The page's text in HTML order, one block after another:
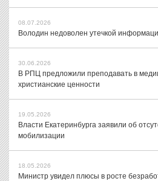
08.07.2026
Володин недоволен утечкой
30.06.2026
В РПЦ предложили преподавать в
христианские ценности
19.05.2026
Власти Екатеринбурга заявили об
мобилизации
18.05.2026
Министр увидел плюсы в росте